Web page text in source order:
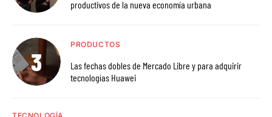
productivos de la nueva economía urbana
PRODUCTOS
Las fechas dobles de Mercado Libre y para adquirir
tecnologías Huawei